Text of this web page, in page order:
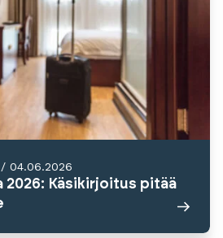
/ 04.06.2026
2026: Käsikirjoitus pitää